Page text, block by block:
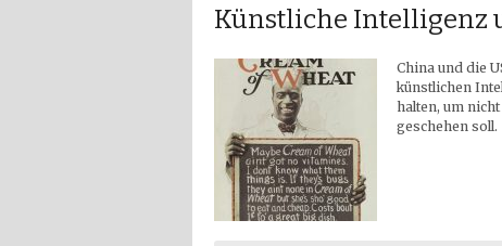
Neuromorphic
Künstliche Intelligenz
China und die
künstlichen
halten, um
geschehen soll.